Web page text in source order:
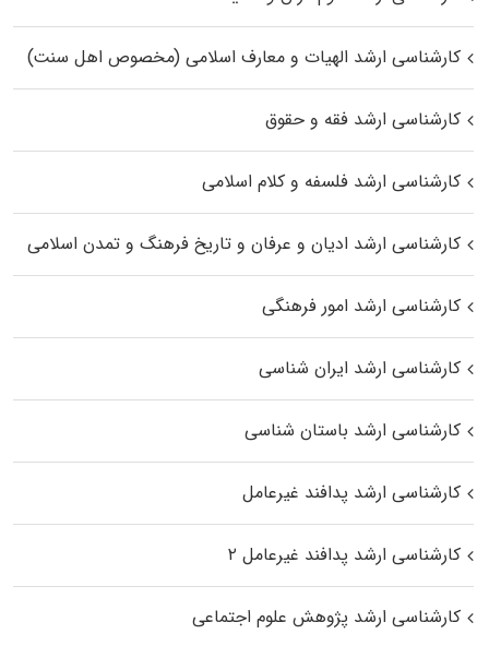
کارشناسی ارشد الهیات و معارف اسلامی (مخصوص اهل سنت)
کارشناسی ارشد فقه و حقوق
کارشناسی ارشد فلسفه و کلام اسلامی
کارشناسی ارشد ادیان و عرفان و تاریخ فرهنگ و تمدن اسلامی
کارشناسی ارشد امور فرهنگی
کارشناسی ارشد ایران شناسی
کارشناسی ارشد باستان شناسی
کارشناسی ارشد پدافند غیرعامل
کارشناسی ارشد پدافند غیرعامل ۲
کارشناسی ارشد پژوهش علوم اجتماعی